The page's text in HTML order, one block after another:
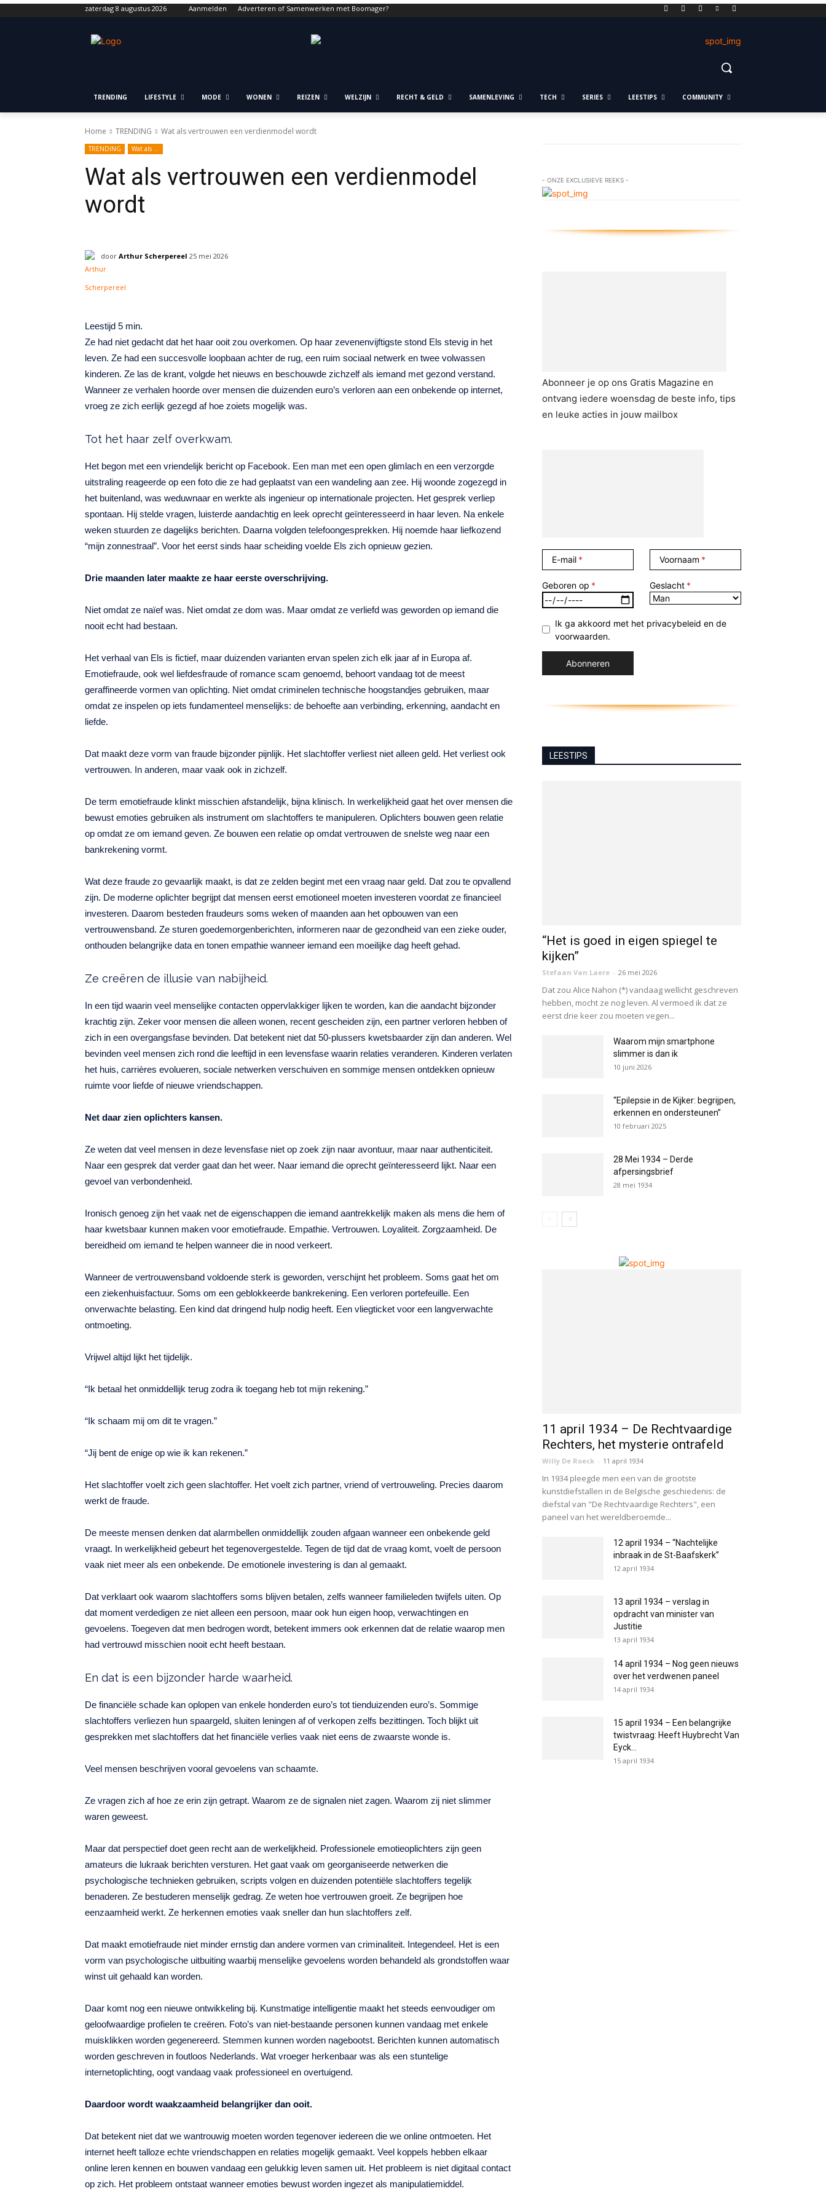
zaterdag 8 augustus 2026 Aanmelden Adverteren of Samenwerken met Boomager?
TRENDING LIFESTYLE MODE WONEN REIZEN WELZIJN RECHT & GELD SAMENLEVING TECH SERIES LEESTIPS COMMUNITY
Home TRENDING Wat als vertrouwen een verdienmodel wordt
TRENDING Wat als ...
Wat als vertrouwen een verdienmodel
wordt
door Arthur Scherpereel 25 mei 2026
Ze had niet gedacht dat het haar ooit zou overkomen. Op haar zevenenvijftigste stond Els stevig in het
leven. Ze had een succesvolle loopbaan achter de rug, een ruim sociaal netwerk en twee volwassen
kinderen. Ze las de krant, volgde het nieuws en beschouwde zichzelf als iemand met gezond verstand.
Wanneer ze verhalen hoorde over mensen die duizenden euro’s verloren aan een onbekende op internet,
vroeg ze zich eerlijk gezegd af hoe zoiets mogelijk was.
Tot het haar zelf overkwam.
Het begon met een vriendelijk bericht op Facebook. Een man met een open glimlach en een verzorgde
uitstraling reageerde op een foto die ze had geplaatst van een wandeling aan zee. Hij woonde zogezegd in
het buitenland, was weduwnaar en werkte als ingenieur op internationale projecten. Het gesprek verliep
spontaan. Hij stelde vragen, luisterde aandachtig en leek oprecht geïnteresseerd in haar leven. Na enkele
weken stuurden ze dagelijks berichten. Daarna volgden telefoongesprekken. Hij noemde haar liefkozend
“mijn zonnestraal”. Voor het eerst sinds haar scheiding voelde Els zich opnieuw gezien.
Drie maanden later maakte ze haar eerste overschrijving.
Niet omdat ze naïef was. Niet omdat ze dom was. Maar omdat ze verliefd was geworden op iemand die
nooit echt had bestaan.
Het verhaal van Els is fictief, maar duizenden varianten ervan spelen zich elk jaar af in Europa af.
Emotiefraude, ook wel liefdesfraude of romance scam genoemd, behoort vandaag tot de meest
geraffineerde vormen van oplichting. Niet omdat criminelen technische hoogstandjes gebruiken, maar
omdat ze inspelen op iets fundamenteel menselijks: de behoefte aan verbinding, erkenning, aandacht en
liefde.
Dat maakt deze vorm van fraude bijzonder pijnlijk. Het slachtoffer verliest niet alleen geld. Het verliest ook
vertrouwen. In anderen, maar vaak ook in zichzelf.
De term emotiefraude klinkt misschien afstandelijk, bijna klinisch. In werkelijkheid gaat het over mensen die
bewust emoties gebruiken als instrument om slachtoffers te manipuleren. Oplichters bouwen geen relatie
op omdat ze om iemand geven. Ze bouwen een relatie op omdat vertrouwen de snelste weg naar een
bankrekening vormt.
Wat deze fraude zo gevaarlijk maakt, is dat ze zelden begint met een vraag naar geld. Dat zou te opvallend
zijn. De moderne oplichter begrijpt dat mensen eerst emotioneel moeten investeren voordat ze financieel
investeren. Daarom besteden fraudeurs soms weken of maanden aan het opbouwen van een
vertrouwensband. Ze sturen goedemorgenberichten, informeren naar de gezondheid van een zieke ouder,
onthouden belangrijke data en tonen empathie wanneer iemand een moeilijke dag heeft gehad.
Ze creëren de illusie van nabijheid.
In een tijd waarin veel menselijke contacten oppervlakkiger lijken te worden, kan die aandacht bijzonder
krachtig zijn. Zeker voor mensen die alleen wonen, recent gescheiden zijn, een partner verloren hebben of
zich in een overgangsfase bevinden. Dat betekent niet dat 50-plussers kwetsbaarder zijn dan anderen. Wel
bevinden veel mensen zich rond die leeftijd in een levensfase waarin relaties veranderen. Kinderen verlaten
het huis, carrières evolueren, sociale netwerken verschuiven en sommige mensen ontdekken opnieuw
ruimte voor liefde of nieuwe vriendschappen.
Net daar zien oplichters kansen.
Ze weten dat veel mensen in deze levensfase niet op zoek zijn naar avontuur, maar naar authenticiteit.
Naar een gesprek dat verder gaat dan het weer. Naar iemand die oprecht geïnteresseerd lijkt. Naar een
gevoel van verbondenheid.
Ironisch genoeg zijn het vaak net de eigenschappen die iemand aantrekkelijk maken als mens die hem of
haar kwetsbaar kunnen maken voor emotiefraude. Empathie. Vertrouwen. Loyaliteit. Zorgzaamheid. De
bereidheid om iemand te helpen wanneer die in nood verkeert.
Wanneer de vertrouwensband voldoende sterk is geworden, verschijnt het probleem. Soms gaat het om
een ziekenhuisfactuur. Soms om een geblokkeerde bankrekening. Een verloren portefeuille. Een
onverwachte belasting. Een kind dat dringend hulp nodig heeft. Een vliegticket voor een langverwachte
ontmoeting.
Vrijwel altijd lijkt het tijdelijk.
“Ik betaal het onmiddellijk terug zodra ik toegang heb tot mijn rekening.”
“Ik schaam mij om dit te vragen.”
“Jij bent de enige op wie ik kan rekenen.”
Het slachtoffer voelt zich geen slachtoffer. Het voelt zich partner, vriend of vertrouweling. Precies daarom
werkt de fraude.
De meeste mensen denken dat alarmbellen onmiddellijk zouden afgaan wanneer een onbekende geld
vraagt. In werkelijkheid gebeurt het tegenovergestelde. Tegen de tijd dat de vraag komt, voelt de persoon
vaak niet meer als een onbekende. De emotionele investering is dan al gemaakt.
Dat verklaart ook waarom slachtoffers soms blijven betalen, zelfs wanneer familieleden twijfels uiten. Op
dat moment verdedigen ze niet alleen een persoon, maar ook hun eigen hoop, verwachtingen en
gevoelens. Toegeven dat men bedrogen wordt, betekent immers ook erkennen dat de relatie waarop men
had vertrouwd misschien nooit echt heeft bestaan.
En dat is een bijzonder harde waarheid.
De financiële schade kan oplopen van enkele honderden euro’s tot tienduizenden euro’s. Sommige
slachtoffers verliezen hun spaargeld, sluiten leningen af of verkopen zelfs bezittingen. Toch blijkt uit
gesprekken met slachtoffers dat het financiële verlies vaak niet eens de zwaarste wonde is.
Veel mensen beschrijven vooral gevoelens van schaamte.
Ze vragen zich af hoe ze erin zijn getrapt. Waarom ze de signalen niet zagen. Waarom zij niet slimmer
waren geweest.
Maar dat perspectief doet geen recht aan de werkelijkheid. Professionele emotieoplichters zijn geen
amateurs die lukraak berichten versturen. Het gaat vaak om georganiseerde netwerken die
psychologische technieken gebruiken, scripts volgen en duizenden potentiële slachtoffers tegelijk
benaderen. Ze bestuderen menselijk gedrag. Ze weten hoe vertrouwen groeit. Ze begrijpen hoe
eenzaamheid werkt. Ze herkennen emoties vaak sneller dan hun slachtoffers zelf.
Dat maakt emotiefraude niet minder ernstig dan andere vormen van criminaliteit. Integendeel. Het is een
vorm van psychologische uitbuiting waarbij menselijke gevoelens worden behandeld als grondstoffen waar
winst uit gehaald kan worden.
Daar komt nog een nieuwe ontwikkeling bij. Kunstmatige intelligentie maakt het steeds eenvoudiger om
geloofwaardige profielen te creëren. Foto’s van niet-bestaande personen kunnen vandaag met enkele
muisklikken worden gegenereerd. Stemmen kunnen worden nagebootst. Berichten kunnen automatisch
worden geschreven in foutloos Nederlands. Wat vroeger herkenbaar was als een stuntelige
internetoplichting, oogt vandaag vaak professioneel en overtuigend.
Daardoor wordt waakzaamheid belangrijker dan ooit.
Dat betekent niet dat we wantrouwig moeten worden tegenover iedereen die we online ontmoeten. Het
internet heeft talloze echte vriendschappen en relaties mogelijk gemaakt. Veel koppels hebben elkaar
online leren kennen en bouwen vandaag een gelukkig leven samen uit. Het probleem is niet digitaal contact
op zich. Het probleem ontstaat wanneer emoties bewust worden ingezet als manipulatiemiddel.
- ONZE EXCLUSIEVE REEKS -
Abonneer je op ons Gratis Magazine en
ontvang iedere woensdag de beste info, tips
en leuke acties in jouw mailbox
E-mail Voornaam
Geboren op Geslacht
Ik ga akkoord met het privacybeleid en de
voorwaarden.
LEESTIPS
“Het is goed in eigen spiegel te
kijken”
Stefaan Van Laere - 26 mei 2026
Dat zou Alice Nahon (*) vandaag wellicht geschreven
hebben, mocht ze nog leven. Al vermoed ik dat ze
eerst drie keer zou moeten vegen...
Waarom mijn smartphone
slimmer is dan ik
10 juni 2026
“Epilepsie in de Kijker: begrijpen,
erkennen en ondersteunen”
10 februari 2025
28 Mei 1934 – Derde
afpersingsbrief
28 mei 1934
11 april 1934 – De Rechtvaardige
Rechters, het mysterie ontrafeld
Willy De Roeck - 11 april 1934
In 1934 pleegde men een van de grootste
kunstdiefstallen in de Belgische geschiedenis: de
diefstal van "De Rechtvaardige Rechters", een
paneel van het wereldberoemde...
12 april 1934 – “Nachtelijke
inbraak in de St-Baafskerk”
12 april 1934
13 april 1934 – verslag in
opdracht van minister van
Justitie
13 april 1934
14 april 1934 – Nog geen nieuws
over het verdwenen paneel
14 april 1934
15 april 1934 – Een belangrijke
twistvraag: Heeft Huybrecht Van
Eyck...
15 april 1934